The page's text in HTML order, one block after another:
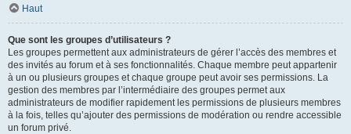
Haut
Que sont les groupes d’utilisateurs ?
Les groupes permettent aux administrateurs de gérer l’accès des membres et
des invités au forum et à ses fonctionnalités. Chaque membre peut appartenir
à un ou plusieurs groupes et chaque groupe peut avoir ses permissions. La
gestion des membres par l’intermédiaire des groupes permet aux
administrateurs de modifier rapidement les permissions de plusieurs membres
à la fois, telles qu’ajouter des permissions de modération ou rendre accessible
un forum privé.